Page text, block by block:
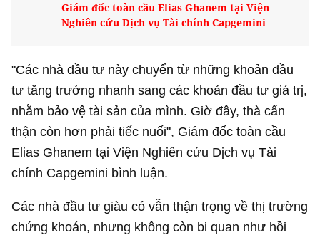
Giám đốc toàn cầu Elias Ghanem tại Viện
Nghiên cứu Dịch vụ Tài chính Capgemini
"Các nhà đầu tư này chuyển từ những khoản đầu
tư tăng trưởng nhanh sang các khoản đầu tư giá trị,
nhằm bảo vệ tài sản của mình. Giờ đây, thà cẩn
thận còn hơn phải tiếc nuối", Giám đốc toàn cầu
Elias Ghanem tại Viện Nghiên cứu Dịch vụ Tài
chính Capgemini bình luận.
Các nhà đầu tư giàu có vẫn thận trọng về thị trường
chứng khoán, nhưng không còn bi quan như hồi